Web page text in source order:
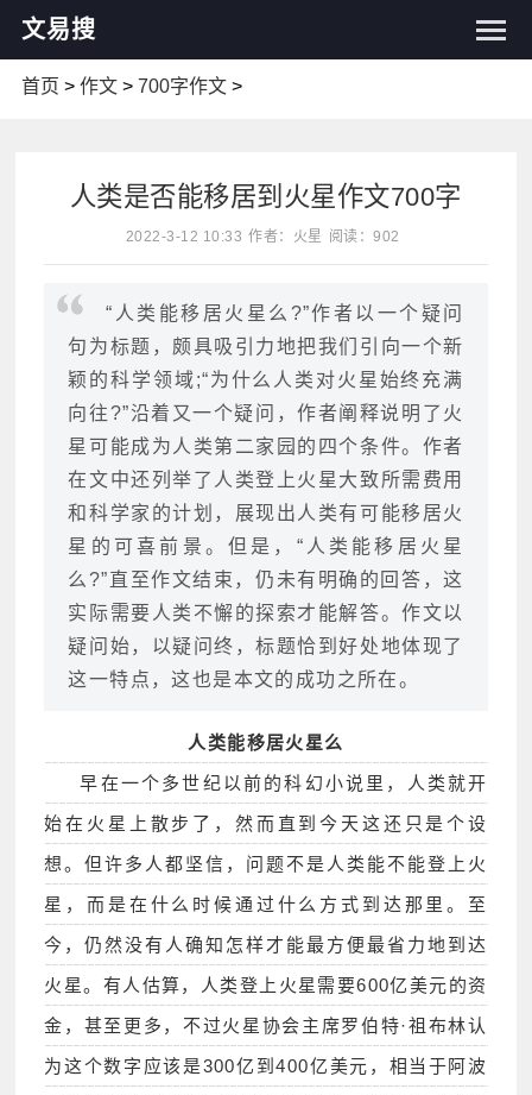
文易搜
首页 > 作文> 700字作文>
人类是否能移居到火星作文700字
2022-3-12 10:33 作者：火星 阅读：902
“人类能移居火星么?”作者以一个疑问
句为标题，颇具吸引力地把我们引向一个新
颖的科学领域;“为什么人类对火星始终充满
向往?”沿着又一个疑问，作者阐释说明了火
星可能成为人类第二家园的四个条件。作者
在文中还列举了人类登上火星大致所需费用
和科学家的计划，展现出人类有可能移居火
星的可喜前景。但是，“人类能移居火星
么?”直至作文结束，仍未有明确的回答，这
实际需要人类不懈的探索才能解答。作文以
疑问始，以疑问终，标题恰到好处地体现了
这一特点，这也是本文的成功之所在。
人类能移居火星么
早在一个多世纪以前的科幻小说里，人类就开
始在火星上散步了，然而直到今天这还只是个设
想。但许多人都坚信，问题不是人类能不能登上火
星，而是在什么时候通过什么方式到达那里。至
今，仍然没有人确知怎样才能最方便最省力地到达
火星。有人估算，人类登上火星需要600亿美元的资
金，甚至更多，不过火星协会主席罗伯特·祖布林认
为这个数字应该是300亿到400亿美元，相当于阿波